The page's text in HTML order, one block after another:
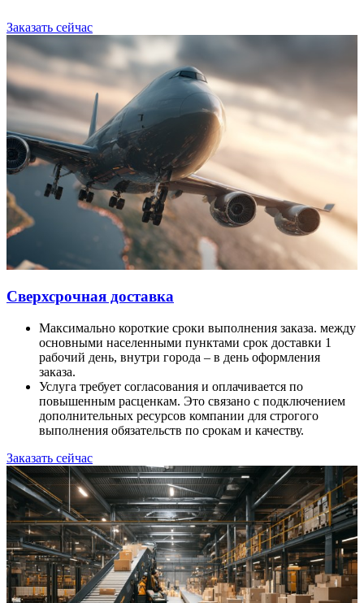
Заказать сейчас
Сверхсрочная доставка
Максимально короткие сроки выполнения заказа. между
основными населенными пунктами срок доставки 1
рабочий день, внутри города – в день оформления
заказа.
Услуга требует согласования и оплачивается по
повышенным расценкам. Это связано с подключением
дополнительных ресурсов компании для строгого
выполнения обязательств по срокам и качеству.
Заказать сейчас